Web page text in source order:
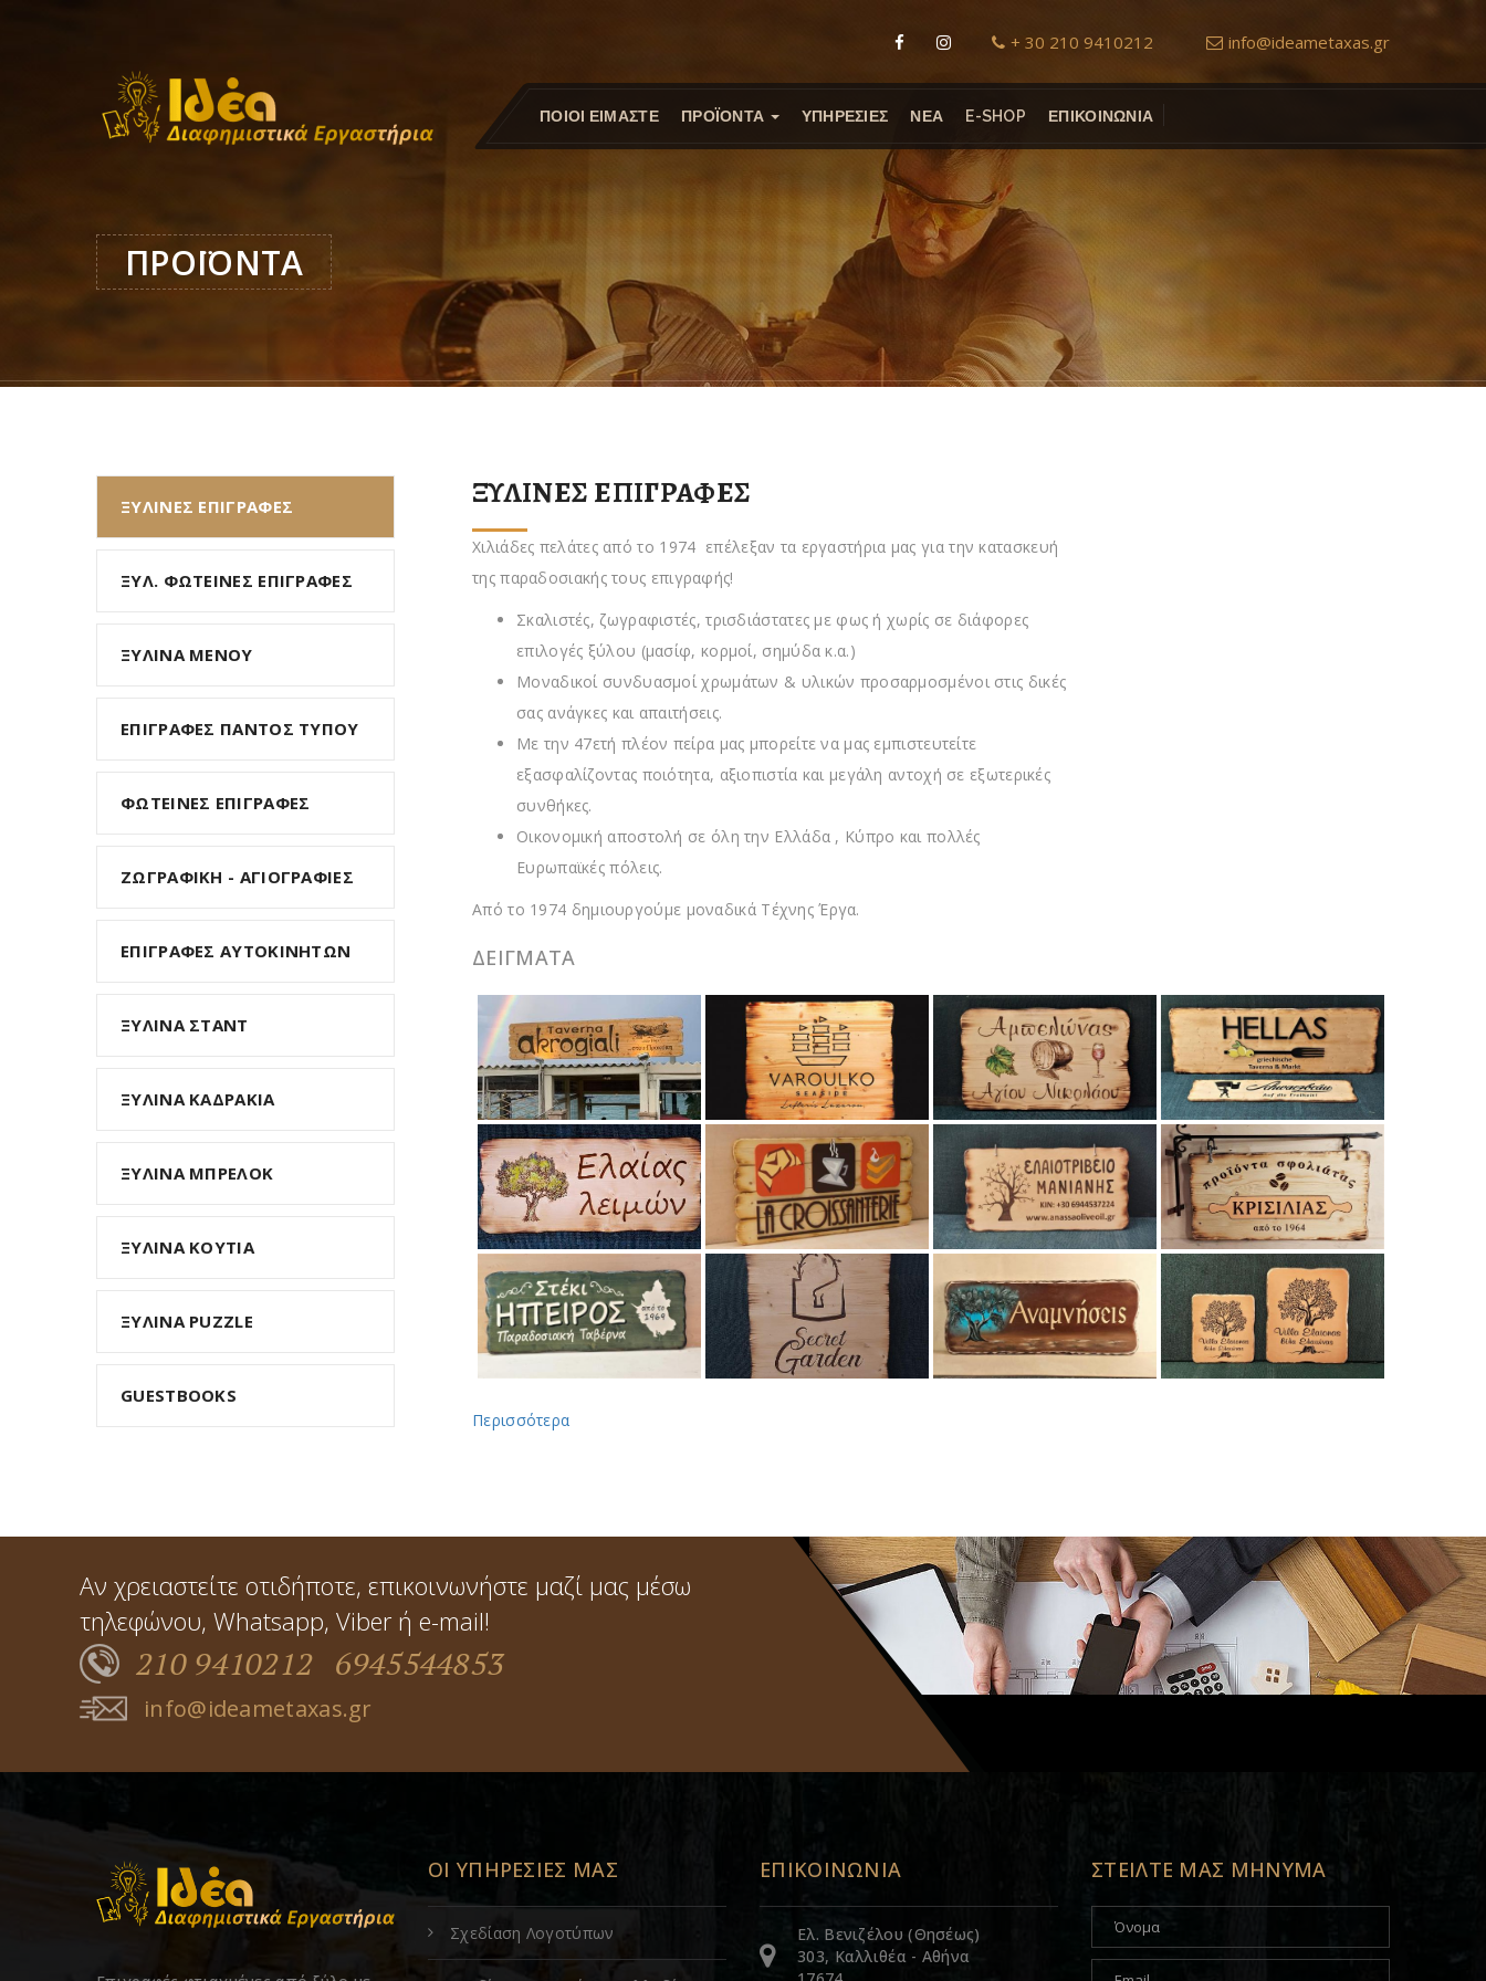
+ 30 210 9410212 info@ideametaxas.gr
ΠΟΙΟΙ ΕΙΜΑΣΤΕ ΠΡΟΪΟΝΤΑ ΥΠΗΡΕΣΙΕΣ ΝΕΑ E-SHOP ΕΠΙΚΟΙΝΩΝΙΑ
ΠΡΟΪΟΝΤΑ
ΞΥΛΙΝΕΣ ΕΠΙΓΡΑΦΕΣ
ΞΥΛ. ΦΩΤΕΙΝΕΣ ΕΠΙΓΡΑΦΕΣ
ΞΥΛΙΝΑ ΜΕΝΟΥ
ΕΠΙΓΡΑΦΕΣ ΠΑΝΤΟΣ ΤΥΠΟΥ
ΦΩΤΕΙΝΕΣ ΕΠΙΓΡΑΦΕΣ
ΖΩΓΡΑΦΙΚΗ - ΑΓΙΟΓΡΑΦΙΕΣ
ΕΠΙΓΡΑΦΕΣ ΑΥΤΟΚΙΝΗΤΩΝ
ΞΥΛΙΝΑ ΣΤΑΝΤ
ΞΥΛΙΝΑ ΚΑΔΡΑΚΙΑ
ΞΥΛΙΝΑ MΠΡΕΛΟΚ
ΞΥΛΙΝΑ ΚΟΥΤΙΑ
ΞΥΛΙΝΑ PUZZLE
GUESTBOOKS
ΞΥΛΙΝΕΣ ΕΠΙΓΡΑΦΕΣ
Χιλιάδες πελάτες από το 1974 επέλεξαν τα εργαστήρια μας για την κατασκευή
της παραδοσιακής τους επιγραφής!
Σκαλιστές, ζωγραφιστές, τρισδιάστατες με φως ή χωρίς σε διάφορες
επιλογές ξύλου (μασίφ, κορμοί, σημύδα κ.α.)
Μοναδικοί συνδυασμοί χρωμάτων & υλικών προσαρμοσμένοι στις δικές
σας ανάγκες και απαιτήσεις.
Με την 47ετή πλέον πείρα μας μπορείτε να μας εμπιστευτείτε
εξασφαλίζοντας ποιότητα, αξιοπιστία και μεγάλη αντοχή σε εξωτερικές
συνθήκες.
Οικονομική αποστολή σε όλη την Ελλάδα , Κύπρο και πολλές
Ευρωπαϊκές πόλεις.
Από το 1974 δημιουργούμε μοναδικά Τέχνης Έργα.
ΔΕΙΓΜΑΤΑ
Περισσότερα
Αν χρειαστείτε οτιδήποτε, επικοινωνήστε μαζί μας μέσω
τηλεφώνου, Whatsapp, Viber ή e-mail!
210 9410212 6945544853
info@ideametaxas.gr
ΟΙ ΥΠΗΡΕΣΙΕΣ ΜΑΣ
Σχεδίαση Λογοτύπων
ΕΠΙΚΟΙΝΩΝΙΑ
Ελ. Βενιζέλου (Θησέως)
303, Καλλιθέα - Αθήνα
ΣΤΕΙΛΤΕ ΜΑΣ ΜΗΝΥΜΑ